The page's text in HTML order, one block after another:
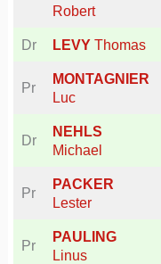
Robert
Dr LEVYThomas
Pr
MONTAGNIER
Luc
Dr
NEHLS
Michael
Pr
PACKER
Lester
Pr
PAULING
Linus